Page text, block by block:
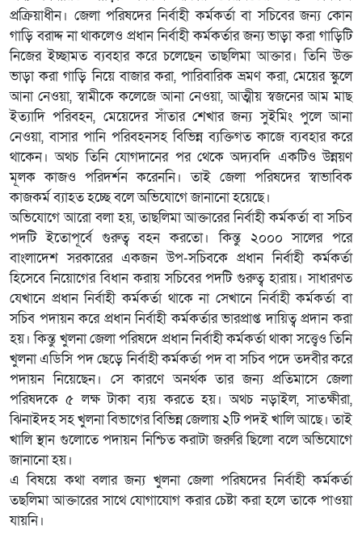
প্রক্রিয়াধীন। জেলা পরিষদের নির্বাহী কর্মকর্তা বা সচিবের জন্য কোন
গাড়ি বরাদ্দ না থাকলেও প্রধান নির্বাহী কর্মকর্তার জন্য ভাড়া করা গাড়িটি
নিজের ইচ্ছামত ব্যবহার করে চলেছেন তাছলিমা আক্তার। তিনি উক্ত
ভাড়া করা গাড়ি নিয়ে বাজার করা, পারিবারিক ভ্রমণ করা, মেয়ের স্কুলে
আনা নেওয়া, স্বামীকে কলেজে আনা নেওয়া, আত্মীয় স্বজনের আম মাছ
ইত্যাদি পরিবহন, মেয়েদের সাঁতার শেখার জন্য সুইমিং পুলে আনা
নেওয়া, বাসার পানি পরিবহনসহ বিভিন্ন ব্যক্তিগত কাজে ব্যবহার করে
থাকেন। অথচ তিনি যোগদানের পর থেকে অদ্যবদি একটিও উন্নয়ণ
মূলক কাজও পরিদর্শন করেননি। তাই জেলা পরিষদের স্বাভাবিক
কাজকর্ম ব্যাহত হচ্ছে বলে অভিযোগে জানানো হয়েছে।
অভিযোগে আরো বলা হয়, তাছলিমা আক্তারের নির্বাহী কর্মকর্তা বা সচিব
পদটি ইতোপূর্বে গুরুত্ব বহন করতো। কিন্তু ২০০০ সালের পরে
বাংলাদেশ সরকারের একজন উপ-সচিবকে প্রধান নির্বাহী কর্মকর্তা
হিসেবে নিয়োগের বিধান করায় সচিবের পদটি গুরুত্ব হারায়। সাধারণত
যেখানে প্রধান নির্বাহী কর্মকর্তা থাকে না সেখানে নির্বাহী কর্মকর্তা বা
সচিব পদায়ন করে প্রধান নির্বাহী কর্মকর্তার ভারপ্রাপ্ত দায়িত্ব প্রদান করা
হয়। কিন্তু খুলনা জেলা পরিষদে প্রধান নির্বাহী কর্মকর্তা থাকা সত্ত্বেও তিনি
খুলনা এডিসি পদ ছেড়ে নির্বাহী কর্মকর্তা পদ বা সচিব পদে তদবীর করে
পদায়ন নিয়েছেন। সে কারণে অনর্থক তার জন্য প্রতিমাসে জেলা
পরিষদকে ৫ লক্ষ টাকা ব্যয় করতে হয়। অথচ নড়াইল, সাতক্ষীরা,
ঝিনাইদহ সহ খুলনা বিভাগের বিভিন্ন জেলায় ২টি পদই খালি আছে। তাই
খালি স্থান গুলোতে পদায়ন নিশ্চিত করাটা জরুরি ছিলো বলে অভিযোগে
জানানো হয়।
এ বিষয়ে কথা বলার জন্য খুলনা জেলা পরিষদের নির্বাহী কর্মকর্তা
তছলিমা আক্তারের সাথে যোগাযোগ করার চেষ্টা করা হলে তাকে পাওয়া
যায়নি।